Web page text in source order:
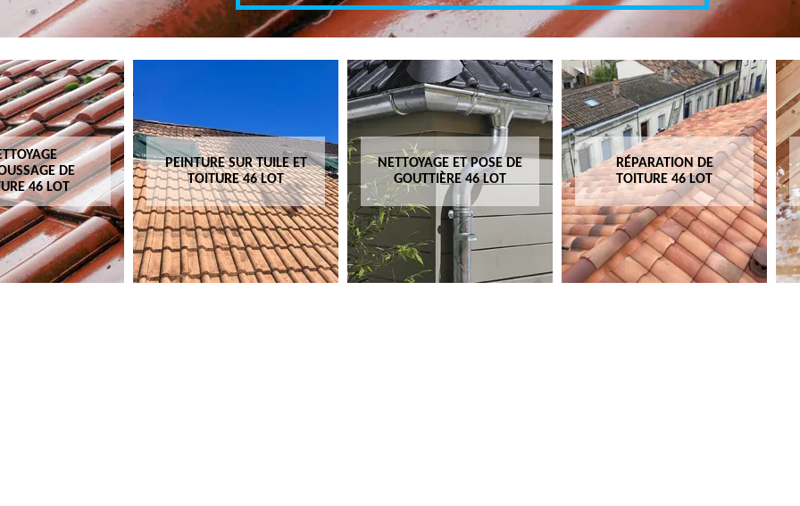
SUR TUILE ET
46 LOT
NETTOYAGE ET POSE DE
GOUTTIÈRE 46 LOT
RÉPARATION DE
TOITURE 46 LOT
ISOLATION DE TOITURE
46 LOT